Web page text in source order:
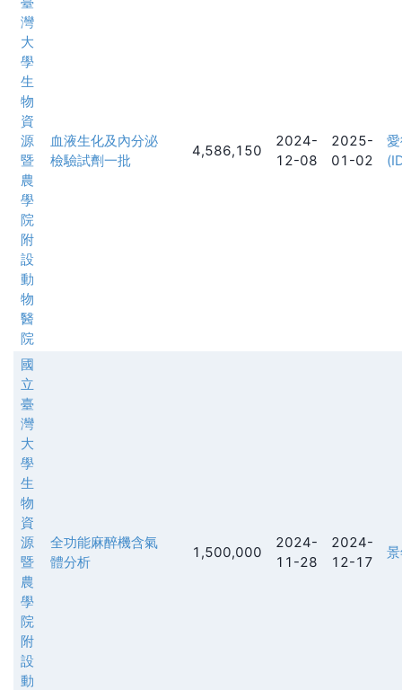
灣
大
學
生
物
資
源
暨
農
學
院
附
設
動
物
醫
院
血液生化及內分泌
檢驗試劑一批
4,586,150
2024-
12-08
2025-
01-02
國
立
臺
灣
大
學
生
物
資
源
暨
農
學
院
附
設
動
全功能麻醉機含氣
體分析
1,500,000
2024-
11-28
2024-
12-17